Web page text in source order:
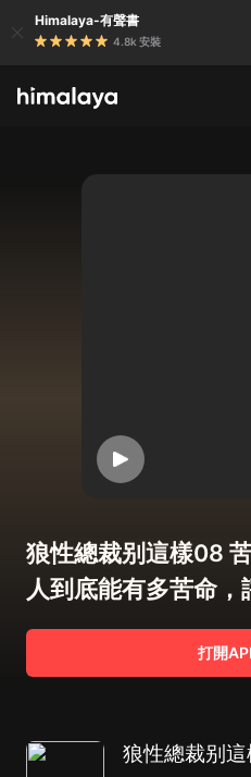
Himalaya-有聲書
4.8k 安裝
狼性總裁别這樣08
人到底能有多苦命
點】
打開